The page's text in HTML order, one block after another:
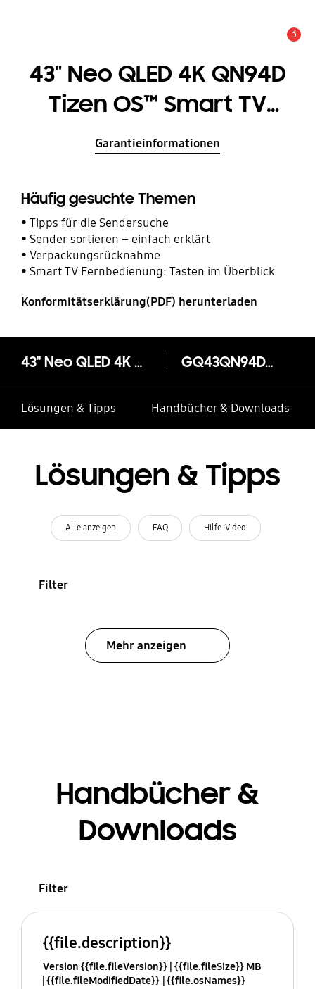
3
43" Neo QLED 4K QN94D
Tizen OS™ Smart TV
(2024)
Garantieinformationen
Häufig gesuchte Themen
Tipps für die Sendersuche
Sender sortieren – einfach erklärt
Verpackungsrücknahme
Smart TV Fernbedienung: Tasten im Überblick
Konformitätserklärung(PDF) herunterladen
43" Neo QLED 4K QN94D Tizen OS™ Smart TV (2024) GQ43QN94DAT
Lösungen & Tipps Handbücher & Downloads
Lösungen & Tipps
Alle anzeigen FAQ Hilfe-Video
Filter
Mehr anzeigen
Handbücher &
Downloads
Filter
{{file.description}}
Version {{file.fileVersion}} {{file.fileSize}} MB
{{file.fileModifiedDate}} {{file.osNames}}